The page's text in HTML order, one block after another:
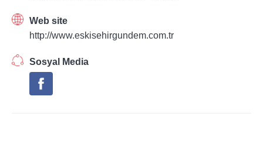
Web site
http://www.eskisehirgundem.com.tr
Sosyal Media